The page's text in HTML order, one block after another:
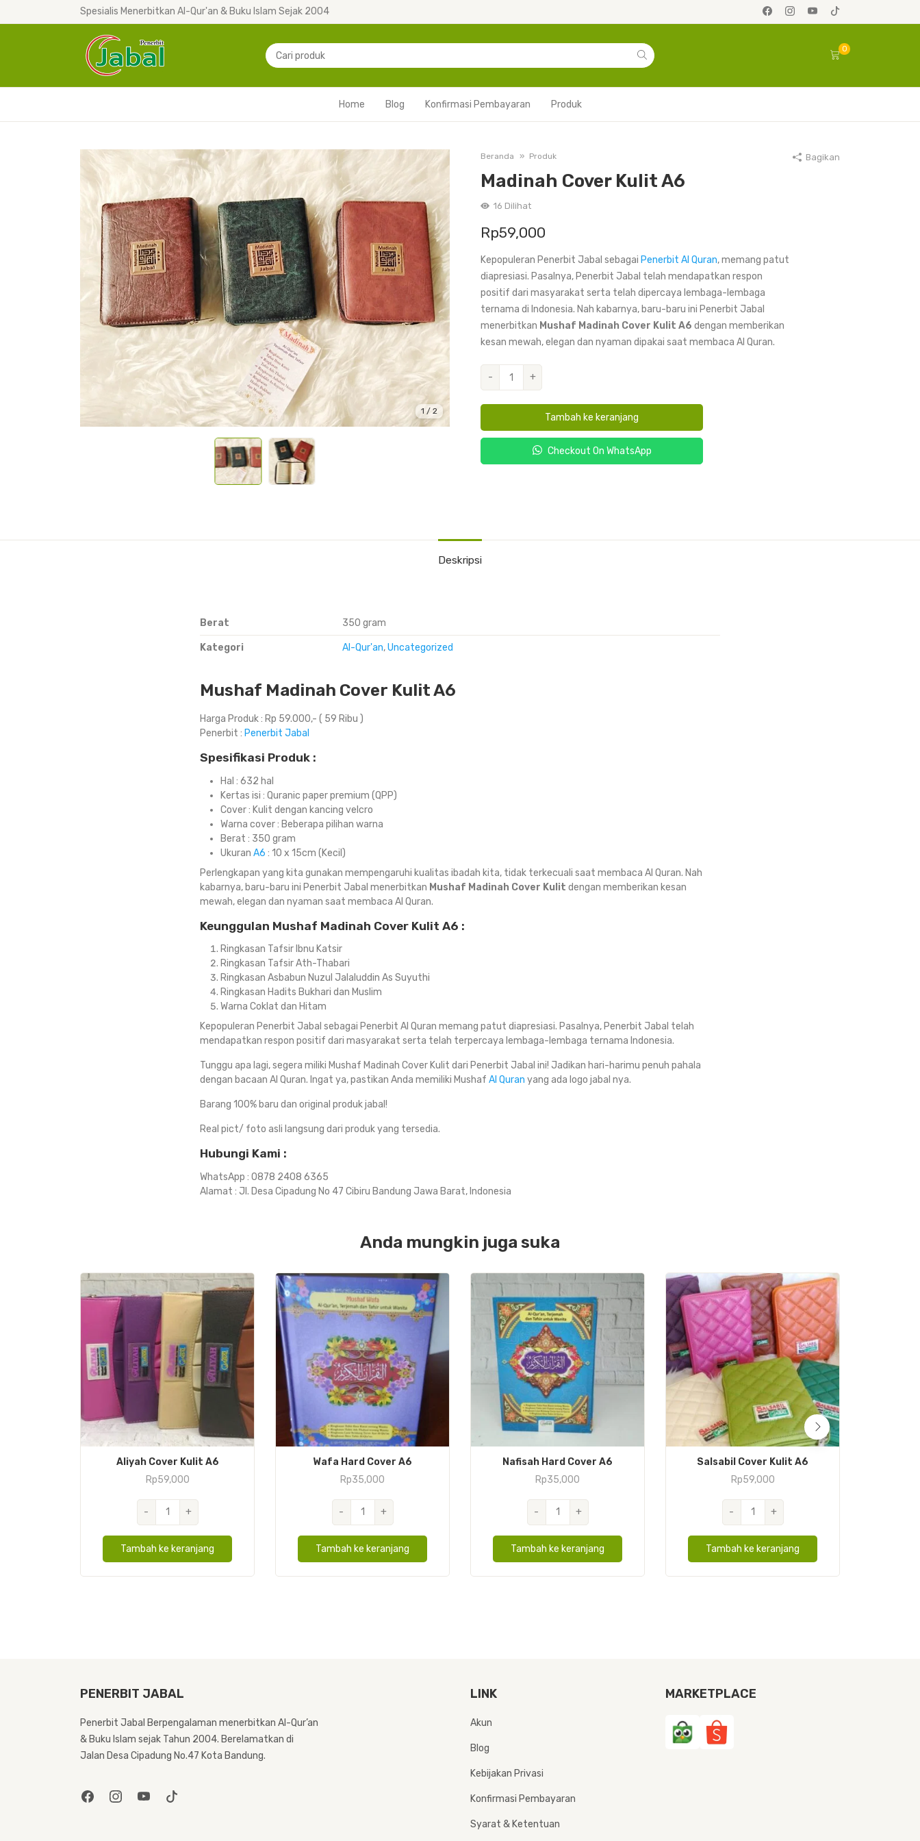
Spesialis Menerbitkan Al-Qur'an & Buku Islam Sejak 2004
0
Home Blog Konfirmasi Pembayaran Produk
1 / 2
Beranda Produk
Madinah Cover Kulit A6
16 Dilihat
Rp59,000
Kepopuleran Penerbit Jabal sebagai Penerbit Al Quran, memang patut
diapresiasi. Pasalnya, Penerbit Jabal telah mendapatkan respon
positif dari masyarakat serta telah dipercaya lembaga-lembaga
ternama di Indonesia. Nah kabarnya, baru-baru ini Penerbit Jabal
menerbitkan Mushaf Madinah Cover Kulit A6 dengan memberikan
kesan mewah, elegan dan nyaman dipakai saat membaca Al Quran.
-
Kuantitas
Madinah
Cover
A6
+
Tambah ke keranjang
Checkout On WhatsApp
Bagikan
Deskripsi
Berat 350 gram
Kategori Al-Qur'an,Uncategorized
Mushaf Madinah Cover Kulit A6
Harga Produk : Rp 59.000,- ( 59 Ribu )
Penerbit : Penerbit Jabal
Spesifikasi Produk :
Hal : 632 hal
Kertas isi : Quranic paper premium (QPP)
Cover : Kulit dengan kancing velcro
Warna cover : Beberapa pilihan warna
Berat : 350 gram
Ukuran A6 : 10 x 15cm (Kecil)
Perlengkapan yang kita gunakan mempengaruhi kualitas ibadah kita, tidak terkecuali saat membaca Al Quran. Nah
kabarnya, baru-baru ini Penerbit Jabal menerbitkan Mushaf Madinah Cover Kulit dengan memberikan kesan
mewah, elegan dan nyaman saat membaca Al Quran.
Keunggulan Mushaf Madinah Cover Kulit A6 :
Ringkasan Tafsir Ibnu Katsir
Ringkasan Tafsir Ath-Thabari
Ringkasan Asbabun Nuzul Jalaluddin As Suyuthi
Ringkasan Hadits Bukhari dan Muslim
Warna Coklat dan Hitam
Kepopuleran Penerbit Jabal sebagai Penerbit Al Quran memang patut diapresiasi. Pasalnya, Penerbit Jabal telah
mendapatkan respon positif dari masyarakat serta telah terpercaya lembaga-lembaga ternama Indonesia.
Tunggu apa lagi, segera miliki Mushaf Madinah Cover Kulit dari Penerbit Jabal ini! Jadikan hari-harimu penuh pahala
dengan bacaan Al Quran. Ingat ya, pastikan Anda memiliki Mushaf Al Quran yang ada logo jabal nya.
Barang 100% baru dan original produk jabal!
Real pict/ foto asli langsung dari produk yang tersedia.
Hubungi Kami :
WhatsApp : 0878 2408 6365
Alamat : Jl. Desa Cipadung No 47 Cibiru Bandung Jawa Barat, Indonesia
Anda mungkin juga suka
Aliyah Cover Kulit A6
Rp59,000
-
Kuantitas
Aliyah
Cover
Kulit
+
Tambah ke keranjang
Wafa Hard Cover A6
Rp35,000
-
Kuantitas
Wafa
Hard
Cover
+
Tambah ke keranjang
Nafisah Hard Cover A6
Rp35,000
-
Kuantitas
Nafisah
Hard
Cover
+
Tambah ke keranjang
Salsabil Cover Kulit A6
Rp59,000
-
Kuantitas
Salsabil
Cover
Kulit
+
Tambah ke keranjang
PENERBIT JABAL
Penerbit Jabal Berpengalaman menerbitkan Al-Qur’an
& Buku Islam sejak Tahun 2004. Berelamatkan di
Jalan Desa Cipadung No.47 Kota Bandung.
LINK
Akun
Blog
Kebijakan Privasi
Konfirmasi Pembayaran
Syarat & Ketentuan
MARKETPLACE